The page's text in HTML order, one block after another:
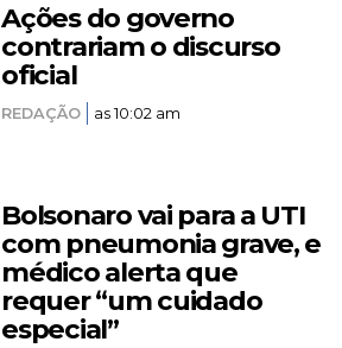
Ações do governo
contrariam o discurso
oficial
REDAÇÃO as 10:02 am
Bolsonaro vai para a UTI
com pneumonia grave, e
médico alerta que
requer “um cuidado
especial”